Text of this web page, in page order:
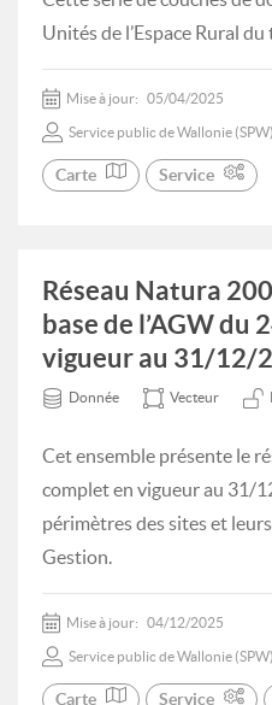
Unités de l’Espace Rural
Mise à jour: 05/04/2025
Service public de Wallonie (SPW)
Carte Service
Réseau Natura
base de l’AGW du
vigueur au 31/12/
Donnée Vecteur
Cet ensemble présente le
complet en vigueur au 31/
périmètres des sites et
Gestion.
Mise à jour: 04/12/2025
Service public de Wallonie (SPW)
Carte Service